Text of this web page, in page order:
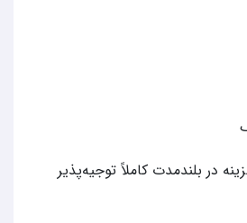
در بلندمدت کاملاً توجیه‌پذیر